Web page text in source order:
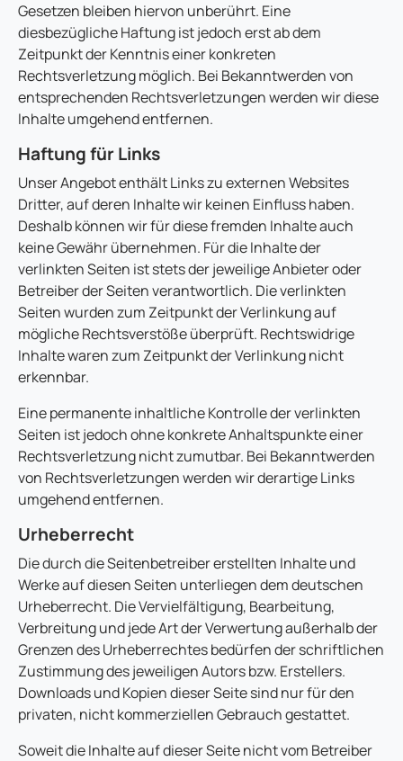
Gesetzen bleiben hiervon unberührt. Eine
diesbezügliche Haftung ist jedoch erst ab dem
Zeitpunkt der Kenntnis einer konkreten
Rechtsverletzung möglich. Bei Bekanntwerden von
entsprechenden Rechtsverletzungen werden wir diese
Inhalte umgehend entfernen.
Haftung für Links
Unser Angebot enthält Links zu externen Websites
Dritter, auf deren Inhalte wir keinen Einfluss haben.
Deshalb können wir für diese fremden Inhalte auch
keine Gewähr übernehmen. Für die Inhalte der
verlinkten Seiten ist stets der jeweilige Anbieter oder
Betreiber der Seiten verantwortlich. Die verlinkten
Seiten wurden zum Zeitpunkt der Verlinkung auf
mögliche Rechtsverstöße überprüft. Rechtswidrige
Inhalte waren zum Zeitpunkt der Verlinkung nicht
erkennbar.
Eine permanente inhaltliche Kontrolle der verlinkten
Seiten ist jedoch ohne konkrete Anhaltspunkte einer
Rechtsverletzung nicht zumutbar. Bei Bekanntwerden
von Rechtsverletzungen werden wir derartige Links
umgehend entfernen.
Urheberrecht
Die durch die Seitenbetreiber erstellten Inhalte und
Werke auf diesen Seiten unterliegen dem deutschen
Urheberrecht. Die Vervielfältigung, Bearbeitung,
Verbreitung und jede Art der Verwertung außerhalb der
Grenzen des Urheberrechtes bedürfen der schriftlichen
Zustimmung des jeweiligen Autors bzw. Erstellers.
Downloads und Kopien dieser Seite sind nur für den
privaten, nicht kommerziellen Gebrauch gestattet.
Soweit die Inhalte auf dieser Seite nicht vom Betreiber